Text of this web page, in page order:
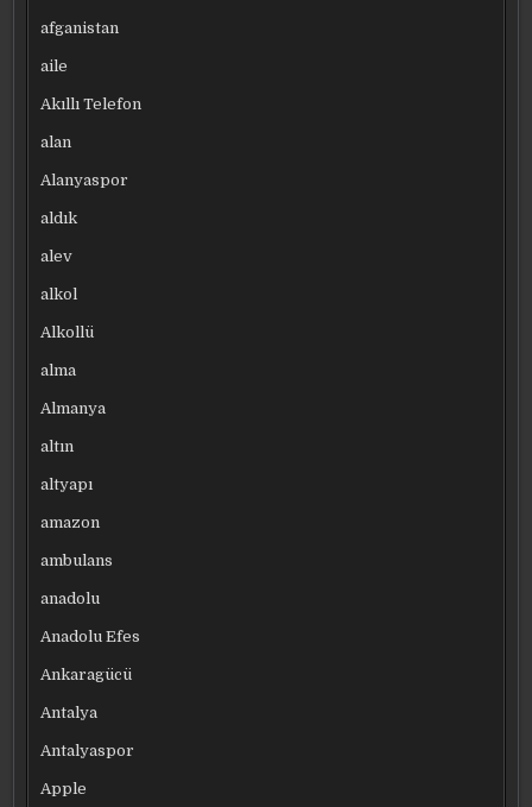
afganistan
aile
Akıllı Telefon
alan
Alanyaspor
aldık
alev
alkol
Alkollü
alma
Almanya
altın
altyapı
amazon
ambulans
anadolu
Anadolu Efes
Ankaragücü
Antalya
Antalyaspor
Apple